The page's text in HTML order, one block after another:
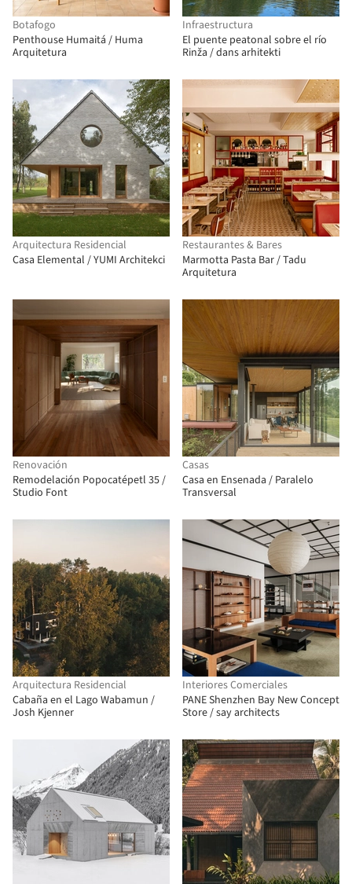
Botafogo
Penthouse Humaitá / Huma
Arquitetura
Infraestructura
El puente peatonal sobre el río
Rinža / dans arhitekti
Arquitectura Residencial
Casa Elemental / YUMI Architekci
Restaurantes & Bares
Marmotta Pasta Bar / Tadu
Arquitetura
Renovación
Remodelación Popocatépetl 35 /
Studio Font
Casas
Casa en Ensenada / Paralelo
Transversal
Arquitectura Residencial
Cabaña en el Lago Wabamun /
Josh Kjenner
Interiores Comerciales
PANE Shenzhen Bay New Concept
Store / say architects